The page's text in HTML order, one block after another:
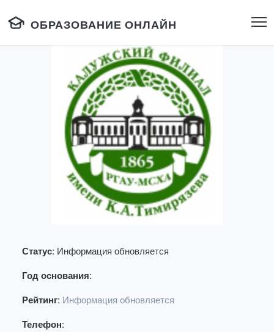
ОБРАЗОВАНИЕ ОНЛАЙН
Статус: Информация обновляется
Год основания:
Рейтинг: Информация обновляется
Телефон: